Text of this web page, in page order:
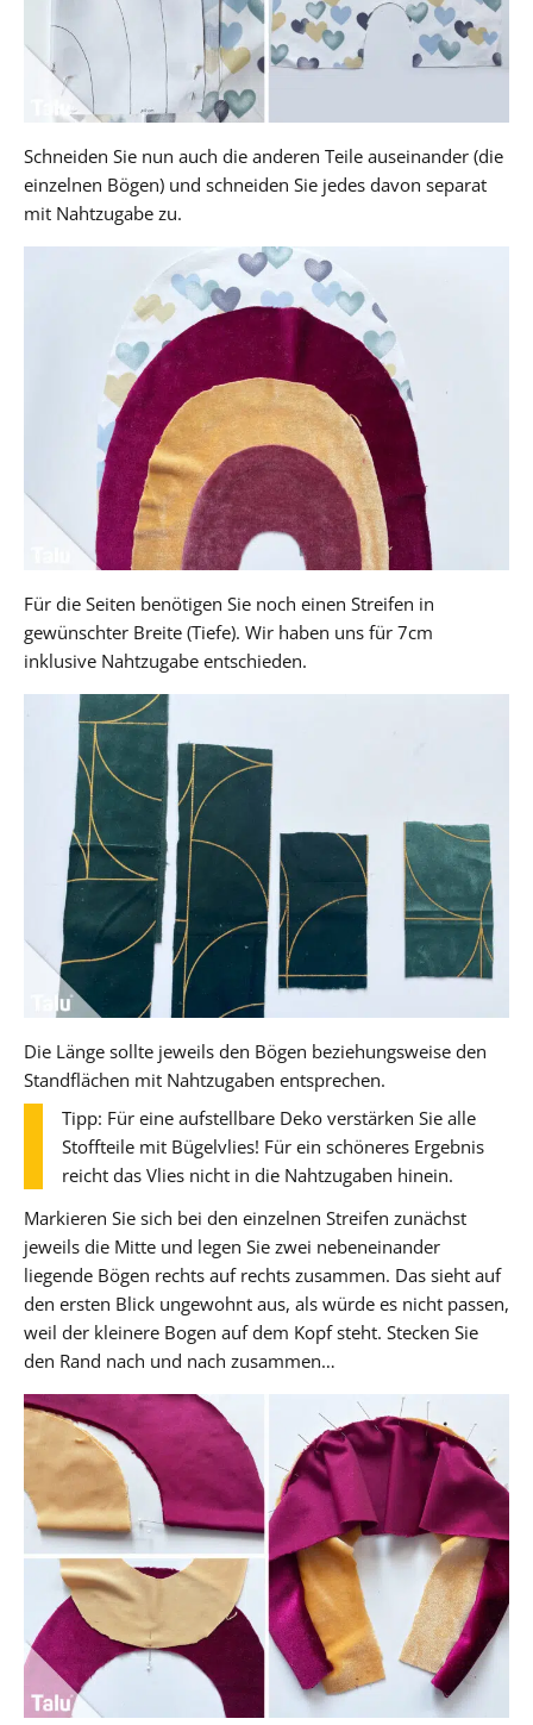
Schneiden Sie nun auch die anderen Teile auseinander (die
einzelnen Bögen) und schneiden Sie jedes davon separat
mit Nahtzugabe zu.
Für die Seiten benötigen Sie noch einen Streifen in
gewünschter Breite (Tiefe). Wir haben uns für 7cm
inklusive Nahtzugabe entschieden.
Die Länge sollte jeweils den Bögen beziehungsweise den
Standflächen mit Nahtzugaben entsprechen.
Tipp: Für eine aufstellbare Deko verstärken Sie alle
Stoffteile mit Bügelvlies! Für ein schöneres Ergebnis
reicht das Vlies nicht in die Nahtzugaben hinein.
Markieren Sie sich bei den einzelnen Streifen zunächst
jeweils die Mitte und legen Sie zwei nebeneinander
liegende Bögen rechts auf rechts zusammen. Das sieht auf
den ersten Blick ungewohnt aus, als würde es nicht passen,
weil der kleinere Bogen auf dem Kopf steht. Stecken Sie
den Rand nach und nach zusammen…